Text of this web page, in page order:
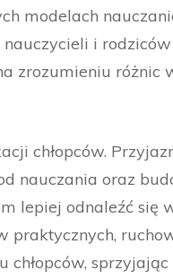
modelach
i
zrozumieniu różnic
chłopców.
nauczania oraz
lepiej odnaleźć się
praktycznych,